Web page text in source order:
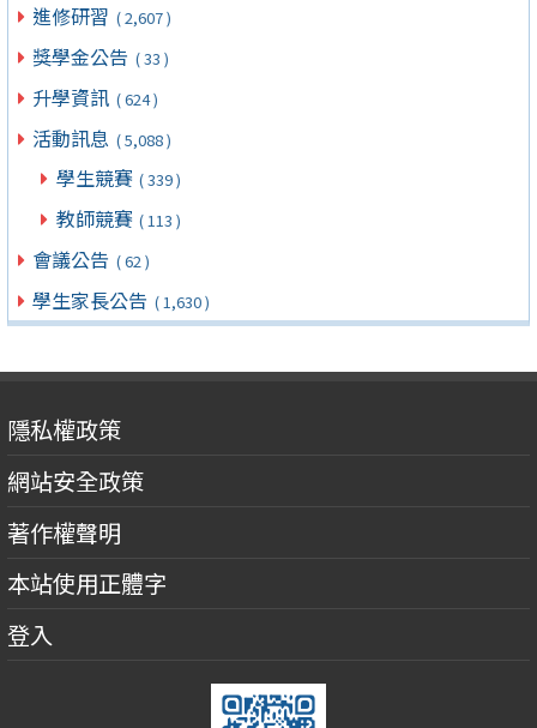
進修研習 ( 2,607 )
獎學金公告 ( 33 )
升學資訊 ( 624 )
活動訊息 ( 5,088 )
學生競賽 ( 339 )
教師競賽 ( 113 )
會議公告 ( 62 )
學生家長公告 ( 1,630 )
隱私權政策
網站安全政策
著作權聲明
本站使用正體字
登入